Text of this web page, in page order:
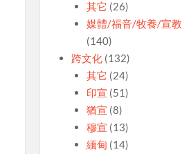
其它 (26)
媒體/福音/牧養/宣教
(140)
跨文化 (132)
其它 (24)
印宣 (51)
猶宣 (8)
穆宣 (13)
緬甸 (14)